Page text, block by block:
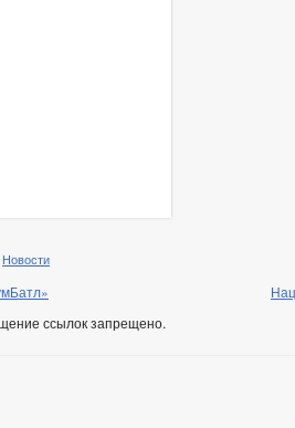
Новости
ссылок запрещено.